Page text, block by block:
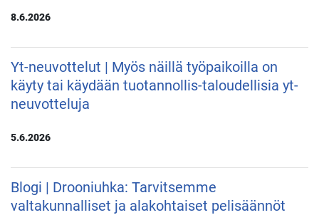
8.6.2026
Yt-neuvottelut | Myös näillä työpaikoilla on
käyty tai käydään tuotannollis-taloudellisia yt-
neuvotteluja
5.6.2026
Blogi | Drooniuhka: Tarvitsemme
valtakunnalliset ja alakohtaiset pelisäännöt